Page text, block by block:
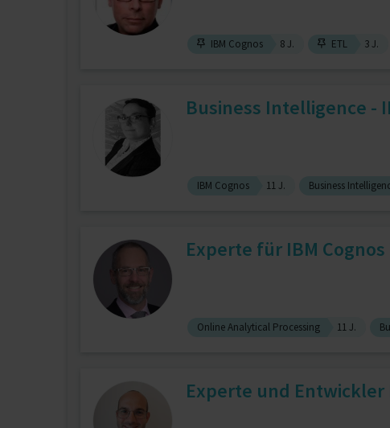
IBM Cognos 8 J. ETL 3 J.
Business Intelligence -
IBM Cognos 11 J. Business
Experte für IBM
Online Analytical Processing 11 J.
Experte und